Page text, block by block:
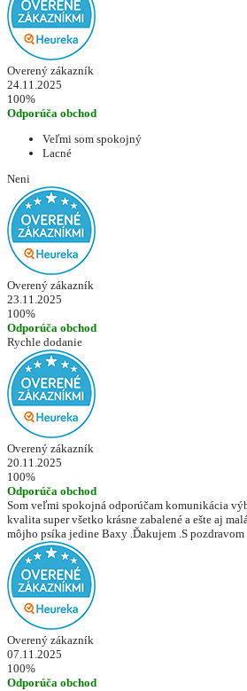
Overený zákazník
24.11.2025
100%
Odporúča obchod
Veľmi som spokojný
Lacné
Neni
Overený zákazník
23.11.2025
100%
Odporúča obchod
Rychle dodanie
Overený zákazník
20.11.2025
100%
Odporúča obchod
Som veľmi spokojná odporúčam komunikácia
kvalita super všetko krásne zabalené a ešte aj
môjho psíka jedine Baxy .Ďakujem .S pozdravom
Overený zákazník
07.11.2025
100%
Odporúča obchod